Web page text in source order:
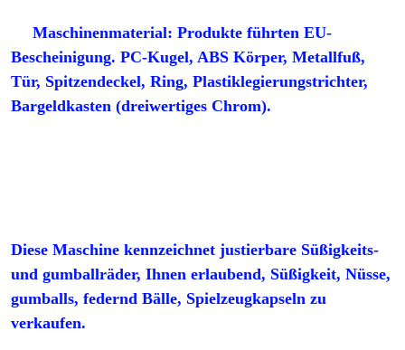
Maschinenmaterial: Produkte führten EU-
Bescheinigung. PC-Kugel, ABS Körper, Metallfuß,
Tür, Spitzendeckel, Ring, Plastiklegierungstrichter,
Bargeldkasten (dreiwertiges Chrom).
Diese Maschine kennzeichnet justierbare Süßigkeits-
und gumballräder, Ihnen erlaubend, Süßigkeit, Nüsse,
gumballs, federnd Bälle, Spielzeugkapseln zu
verkaufen.